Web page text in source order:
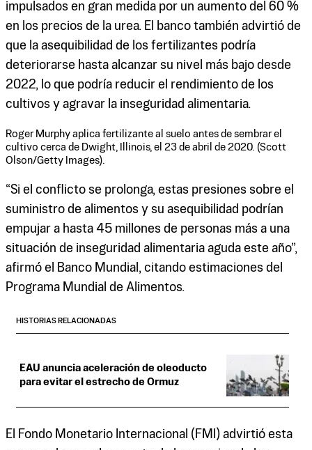
impulsados en gran medida por un aumento del 60 %
en los precios de la urea. El banco también advirtió de
que la asequibilidad de los fertilizantes podría
deteriorarse hasta alcanzar su nivel más bajo desde
2022, lo que podría reducir el rendimiento de los
cultivos y agravar la inseguridad alimentaria.
Roger Murphy aplica fertilizante al suelo antes de sembrar el
cultivo cerca de Dwight, Illinois, el 23 de abril de 2020. (Scott
Olson/Getty Images).
“Si el conflicto se prolonga, estas presiones sobre el
suministro de alimentos y su asequibilidad podrían
empujar a hasta 45 millones de personas más a una
situación de inseguridad alimentaria aguda este año”,
afirmó el Banco Mundial, citando estimaciones del
Programa Mundial de Alimentos.
HISTORIAS RELACIONADAS
EAU anuncia aceleración de oleoducto
para evitar el estrecho de Ormuz
El Fondo Monetario Internacional (FMI) advirtió esta